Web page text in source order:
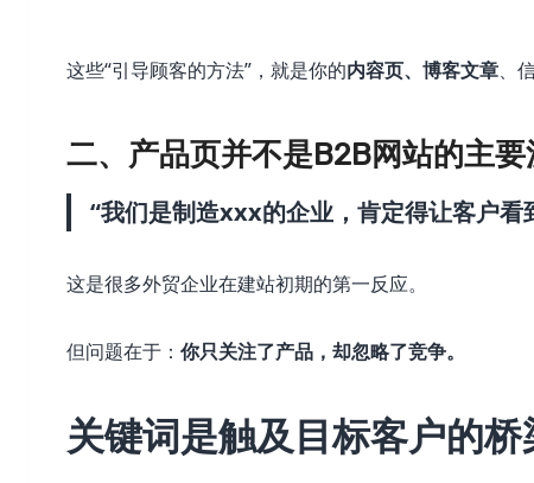
这些“引导顾客的方法”，就是你的内容页、博客文章、
二、产品页并不是B2B网站的主要
“我们是制造xxx的企业，肯定得让客户看
这是很多外贸企业在建站初期的第一反应。
但问题在于： 你只关注了产品，却忽略了竞争。
关键词是触及目标客户的桥